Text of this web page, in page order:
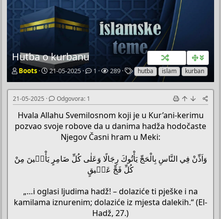
Hutba o kurbanu
P
k
r
e
t
a
m
Boots
P
č
e
t
n
u
m
21-05-2025
O
g
v
o
r
a
1
P
e
l
e
d
a
289
O
z
n
k
e
hutba islam kurban
21-05-2025 Odgovora: 1
Hvala Allahu Svemilosnom koji je u Kur’ani-kerimu
pozvao svoje robove da u danima hadža hodočaste
Njegov Časni hram u Meki:
وَاَذِّنْ فِي النَّاسِ بِالْحَجِّ يَأْتُوكَ رِجَالًا وَعَلٰى كُلِّ ضَامِرٍ يَأْت۪ينَ مِنْ
كُلِّ فَجٍّ عَم۪يقٍ
„…i oglasi ljudima hadž! – dolaziće ti pješke i na
kamilama iznurenim; dolaziće iz mjesta dalekih.“ (El-
Hadž, 27.)